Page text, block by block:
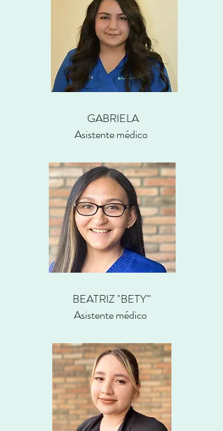
GABRIELA
Asistente médico
BEATRIZ "BETY'"
Asistente médico